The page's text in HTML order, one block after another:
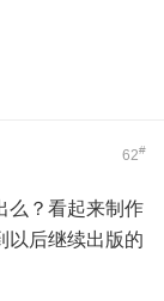
62#
么？看起来制作
以后继续出版的